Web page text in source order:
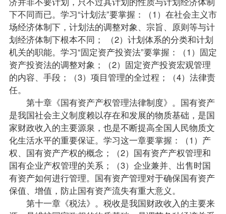
下不同而已。学习“计划法”要掌握：（1）在社会主义市
场经济体制下，计划法的调整对象、宗旨、原则等与计
划经济体制下根本不同； （2）计划体系的分类和计划
机关的职能。学习“固定资产投资法”要掌握：（1）固定
资产投资法的调整对象；（2）固定资产投资宏观管理
的内容、手段；（3）项目管理的全过程；（4）法律责
任。
第十章《国有资产产权管理法律制度》。国有资产
是我国社会主义制度赖以存在和发展的物质基础，是国
家财政收入的主要源泉，也是不断提高全国人民物质文
化生活水平的重要保证。学习这一章要掌握：（1）产
权、国有资产产权的概念；（2）国有资产产权管理和
国有企业产权管理的关系；（3）企业兼并、出售时国
有资产如何进行管理。国有资产管理对于确保国有资产
保值、增值，防止国有资产流失有重大意义。
第十一章《税法》。税收是我国财政收入的主要来